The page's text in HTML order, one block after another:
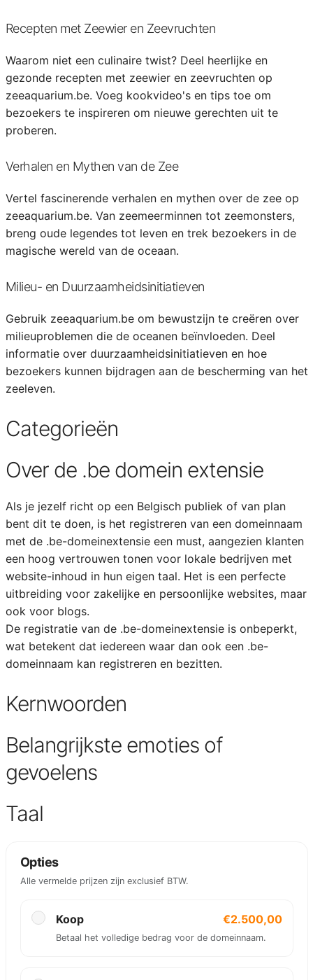
Recepten met Zeewier en Zeevruchten
Waarom niet een culinaire twist? Deel heerlijke en
gezonde recepten met zeewier en zeevruchten op
zeeaquarium.be. Voeg kookvideo's en tips toe om
bezoekers te inspireren om nieuwe gerechten uit te
proberen.
Verhalen en Mythen van de Zee
Vertel fascinerende verhalen en mythen over de zee op
zeeaquarium.be. Van zeemeerminnen tot zeemonsters,
breng oude legendes tot leven en trek bezoekers in de
magische wereld van de oceaan.
Milieu- en Duurzaamheidsinitiatieven
Gebruik zeeaquarium.be om bewustzijn te creëren over
milieuproblemen die de oceanen beïnvloeden. Deel
informatie over duurzaamheidsinitiatieven en hoe
bezoekers kunnen bijdragen aan de bescherming van het
zeeleven.
Categorieën
Over de .be domein extensie
Als je jezelf richt op een Belgisch publiek of van plan
bent dit te doen, is het registreren van een domeinnaam
met de .be-domeinextensie een must, aangezien klanten
een hoog vertrouwen tonen voor lokale bedrijven met
website-inhoud in hun eigen taal. Het is een perfecte
uitbreiding voor zakelijke en persoonlijke websites, maar
ook voor blogs.
De registratie van de .be-domeinextensie is onbeperkt,
wat betekent dat iedereen waar dan ook een .be-
domeinnaam kan registreren en bezitten.
Kernwoorden
Belangrijkste emoties of
gevoelens
Taal
Opties
Alle vermelde prijzen zijn exclusief BTW.
Koop €2.500,00
Betaal het volledige bedrag voor de domeinnaam.